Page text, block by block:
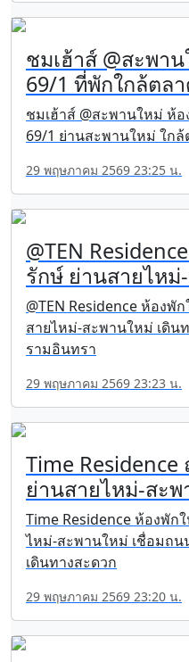
ชมเฮ้าส์ @สะพา
69/1 ที่พักใกล้ตล
ชมเฮ้าส์ @สะพานใหม่ ห้
69/1 ย่านสะพานใหม่ ใก
29 พฤษภาคม 2569 23:25 น.
@TEN
รักษ์ ย่านสายไหม่
@TEN Residence ห้อง
สายไหม่-สะพานใหม่ เดิน
รามอินทรา
29 พฤษภาคม 2569 23:23 น.
Time
ย่านสายไหม่-สะ
Time Residence ห้องพัก
ไหม่-สะพานใหม่ เชื่อมถ
เดินทางสะดวก
29 พฤษภาคม 2569 23:20 น.